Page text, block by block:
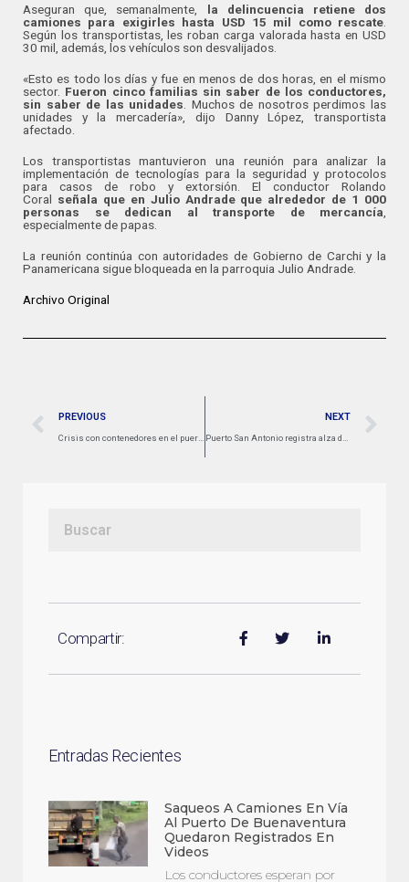
Aseguran que, semanalmente, la delincuencia retiene dos
camiones para exigirles hasta USD 15 mil como rescate
Según los transportistas, les roban carga valorada hasta en USD
30 mil, además, los vehículos son desvalijados.
«Esto es todo los días y fue en menos de dos horas, en el mismo
sector. Fueron cinco familias sin saber de los conductores,
sin saber de las unidades . Muchos de nosotros perdimos las
unidades y la mercadería», dijo Danny López, transportista
afectado.
Los transportistas mantuvieron una reunión para analizar la
implementación de tecnologías para la seguridad y protocolos
para casos de robo y extorsión. El conductor Rolando
Coral señala que en Julio Andrade que alrededor de 1 000
personas se dedican al transporte de mercancía
especialmente de papas.
La reunión continúa con autoridades de Gobierno de Carchi y la
Panamericana sigue bloqueada en la parroquia Julio Andrade.
Archivo Original
PREVIOUS NEXT
Compartir:
Entradas Recientes
Saqueos A Camiones En Vía
Al Puerto De Buenaventura
Quedaron Registrados En
Videos
Los conductores esperan por